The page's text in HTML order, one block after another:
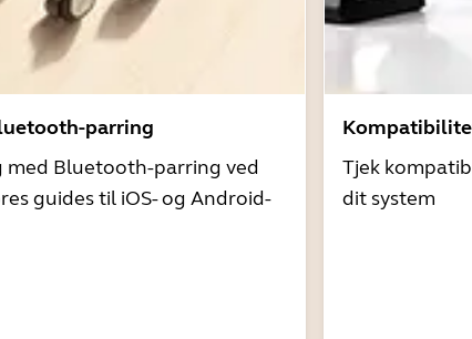
parring
med Bluetooth-parring ved
guides til iOS- og Android-
Tjek
dit system